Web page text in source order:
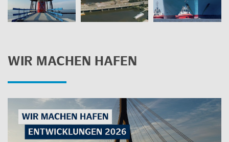
WIR MA­CHEN HAFEN